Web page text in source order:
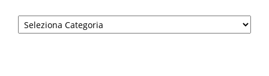
Categorie